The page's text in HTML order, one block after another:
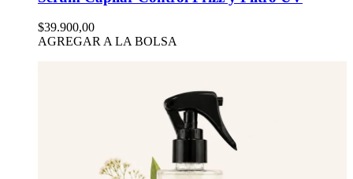
$39.900,00
AGREGAR A LA BOLSA